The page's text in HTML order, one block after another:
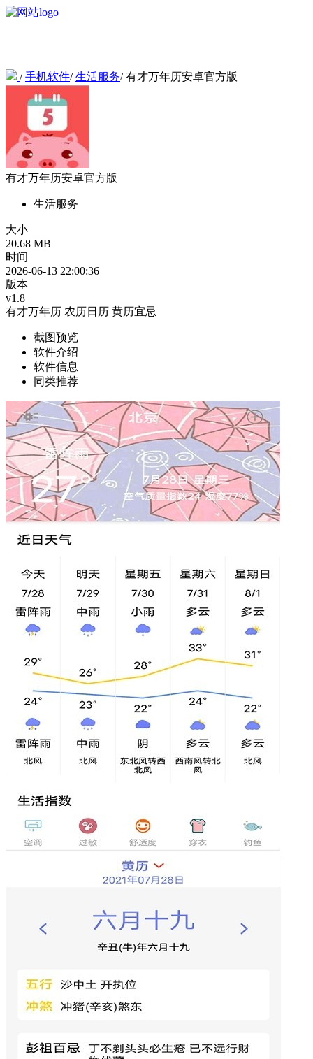
/手机软件/生活服务/有才万年历安卓官方版
有才万年历安卓官方版
生活服务
大小
20.68 MB
时间
2026-06-13 22:00:36
版本
v1.8
有才万年历 农历日历 黄历宜忌
截图预览
软件介绍
软件信息
同类推荐